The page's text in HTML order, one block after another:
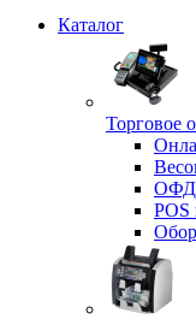
Каталог
Торговое
ОФД
POS